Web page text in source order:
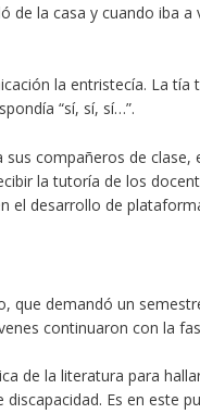
de la casa y cuando iba
la entristecía. La
“sí, sí, sí…”.
compañeros de
la tutoría de los
el desarrollo de
que demandó un
continuaron con la
de la literatura para
Es en este